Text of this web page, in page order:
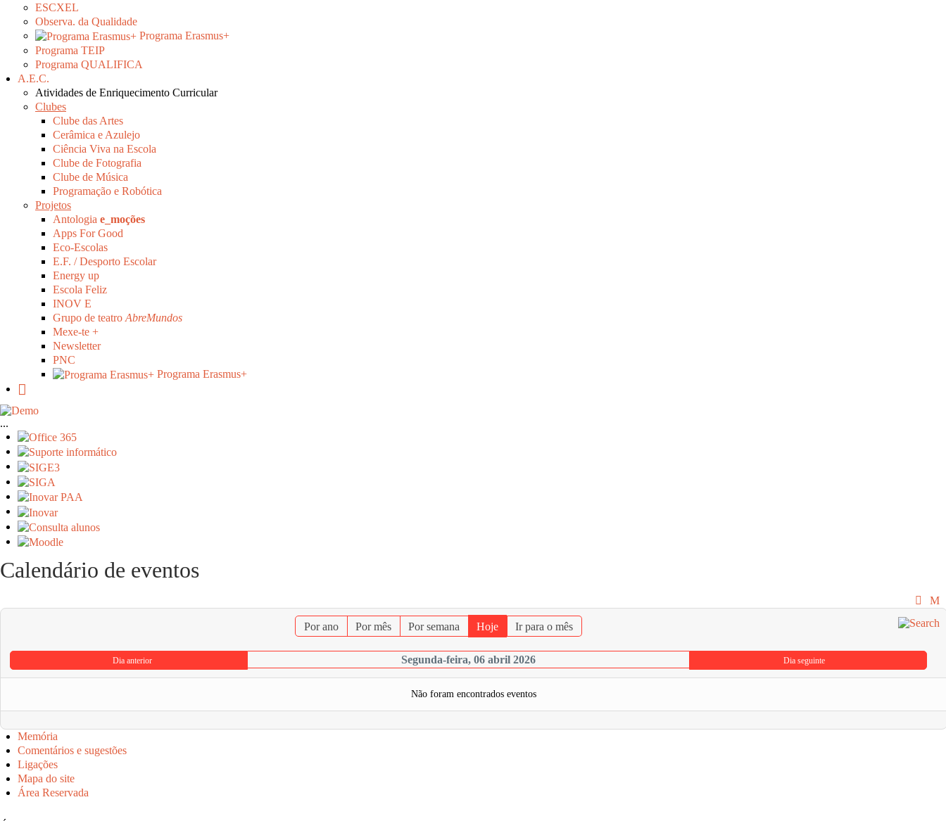
ESCXEL
Observa. da Qualidade
Programa Erasmus+
Programa TEIP
Programa QUALIFICA
A.E.C.
Atividades de Enriquecimento Curricular
Clubes
Clube das Artes
Cerâmica e Azulejo
Ciência Viva na Escola
Clube de Fotografia
Clube de Música
Programação e Robótica
Projetos
Antologia e_moções
Apps For Good
Eco-Escolas
E.F. / Desporto Escolar
Energy up
Escola Feliz
INOV E
Grupo de teatro AbreMundos
Mexe-te +
Newsletter
PNC
Programa Erasmus+
...
Calendário de eventos
Por ano Por mês Por semana Hoje Ir para o mês
Dia anterior Segunda-feira, 06 abril 2026 Dia seguinte
Não foram encontrados eventos
Memória
Comentários e sugestões
Ligações
Mapa do site
Área Reservada